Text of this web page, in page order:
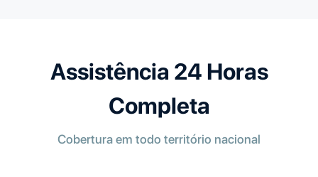
Assistência 24 Horas
Completa
Cobertura em todo território nacional